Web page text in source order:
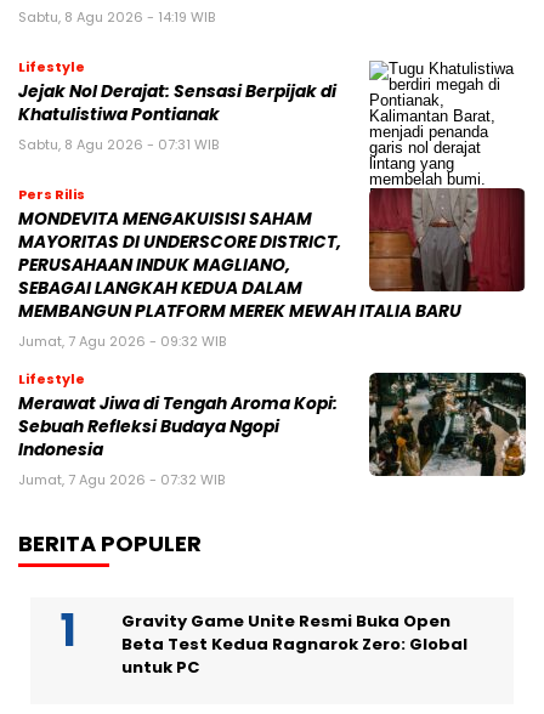
Sabtu, 8 Agu 2026 - 14:19 WIB
Lifestyle
Jejak Nol Derajat: Sensasi Berpijak di
Khatulistiwa Pontianak
Sabtu, 8 Agu 2026 - 07:31 WIB
Pers Rilis
MONDEVITA MENGAKUISISI SAHAM
MAYORITAS DI UNDERSCORE DISTRICT,
PERUSAHAAN INDUK MAGLIANO,
SEBAGAI LANGKAH KEDUA DALAM
MEMBANGUN PLATFORM MEREK MEWAH ITALIA BARU
Jumat, 7 Agu 2026 - 09:32 WIB
Lifestyle
Merawat Jiwa di Tengah Aroma Kopi:
Sebuah Refleksi Budaya Ngopi
Indonesia
Jumat, 7 Agu 2026 - 07:32 WIB
BERITA POPULER
Gravity Game Unite Resmi Buka Open
Beta Test Kedua Ragnarok Zero: Global
untuk PC